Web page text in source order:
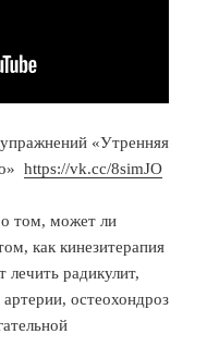
«Утренняя
https://vk.cc/8simJO
о том, может ли
как кинезитерапия
радикулит,
остеохондроз